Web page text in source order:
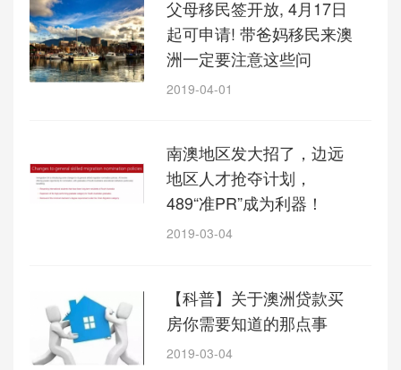
父母移民签开放, 4月17日
起可申请! 带爸妈移民来澳
洲一定要注意这些问
2019-04-01
南澳地区发大招了，边远
地区人才抢夺计划，
489“准PR”成为利器！
2019-03-04
【科普】关于澳洲贷款买
房你需要知道的那点事
2019-03-04